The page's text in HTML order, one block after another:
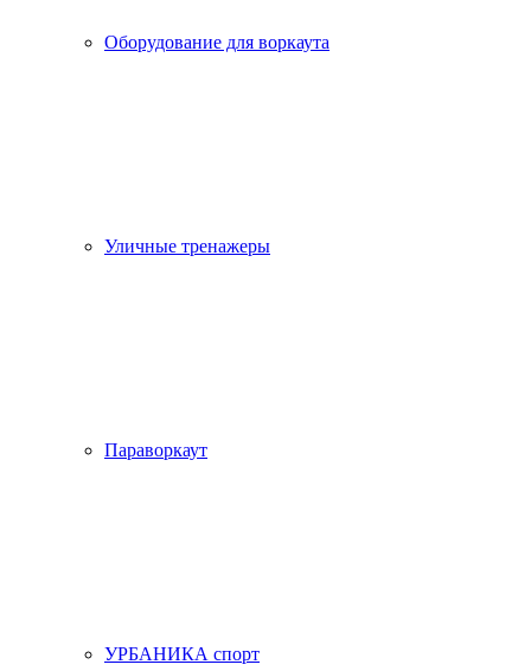
Оборудование для воркаута
Уличные тренажеры
Параворкаут
УРБАНИКА спорт